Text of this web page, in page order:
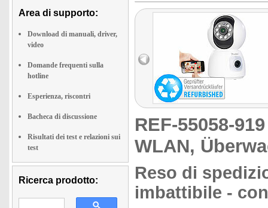
Area di supporto:
Download di manuali, driver,
video
Domande frequenti sulla
hotline
Esperienza, riscontri
Bacheca di discussione
Risultati dei test e relazioni sui
test
Ricerca prodotto:
REF-55058-
WLAN,
Reso di
imbattibile -